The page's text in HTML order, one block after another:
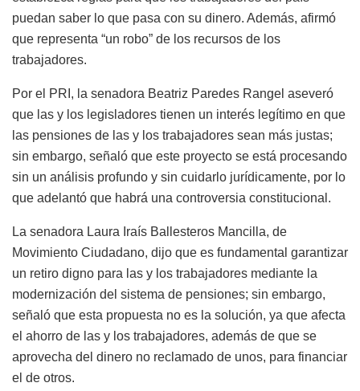
puedan saber lo que pasa con su dinero. Además, afirmó
que representa “un robo” de los recursos de los
trabajadores.
Por el PRI, la senadora Beatriz Paredes Rangel aseveró
que las y los legisladores tienen un interés legítimo en que
las pensiones de las y los trabajadores sean más justas;
sin embargo, señaló que este proyecto se está procesando
sin un análisis profundo y sin cuidarlo jurídicamente, por lo
que adelantó que habrá una controversia constitucional.
La senadora Laura Iraís Ballesteros Mancilla, de
Movimiento Ciudadano, dijo que es fundamental garantizar
un retiro digno para las y los trabajadores mediante la
modernización del sistema de pensiones; sin embargo,
señaló que esta propuesta no es la solución, ya que afecta
el ahorro de las y los trabajadores, además de que se
aprovecha del dinero no reclamado de unos, para financiar
el de otros.